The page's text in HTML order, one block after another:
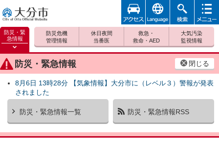
大分市
防災・緊
急情報
防災緊
急情報
を開く
防災・緊急情報 閉じる
8月6日 13時28分 【気象情報】大分市に（レベル３）警報が発表
されました
防災・緊急情報一覧 防災・緊急情報RSS
防災危機
管理情報
休日夜間
当番医
救急・
救命・AED
大気汚染
監視情報
アクセ
ス
foreign 検索
メニュ